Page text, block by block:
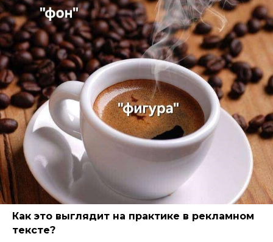
Как это выглядит на практике в рекламном
тексте?